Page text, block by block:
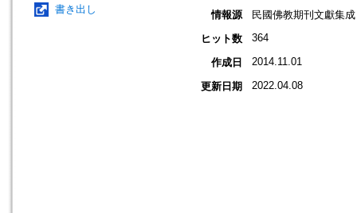
書き出し
情報源
民國佛教期刊文獻集
ヒット数
364
作成日 2014.11.01
更新日期 2022.04.08